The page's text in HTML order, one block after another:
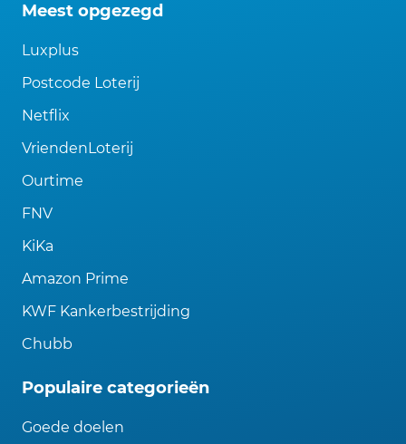
Meest opgezegd
Luxplus
Postcode Loterij
Netflix
VriendenLoterij
Ourtime
FNV
KiKa
Amazon Prime
KWF Kankerbestrijding
Chubb
Populaire categorieën
Goede doelen